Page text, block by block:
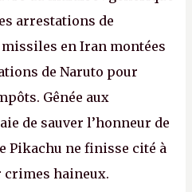
arrestations de
en Iran montées
de Naruto pour
Gênée aux
de sauver l’honneur de
Pikachu ne finisse cité à
crimes haineux.